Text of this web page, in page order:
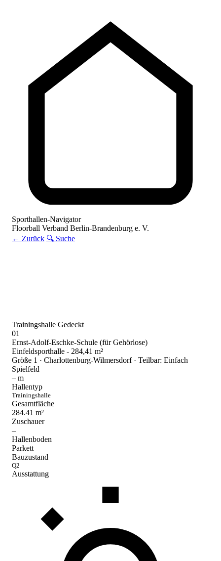
Sporthallen-Navigator
Floorball Verband Berlin-Brandenburg e. V.
← Zurück 🔍 Suche
Trainingshalle Gedeckt
01
Ernst-Adolf-Eschke-Schule (für Gehörlose)
Einfeldsporthalle - 284,41 m²
Größe 1 · Charlottenburg-Wilmersdorf · Teilbar: Einfach
Spielfeld
– m
Hallentyp
Trainingshalle
Gesamtfläche
284.41 m²
Zuschauer
–
Hallenboden
Parkett
Bauzustand
Q2
Ausstattung